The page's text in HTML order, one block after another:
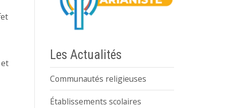
Les Actualités
Communautés religieuses
Établissements scolaires